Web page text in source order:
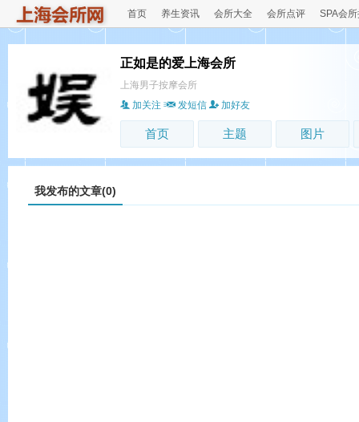
首页 养生资讯 会所大全 会所点评 SPA会
正如是的爱上海会所
上海男子按摩会所
加关注
发短信 加好友
首页 主题 图片
我发布的文章(0)